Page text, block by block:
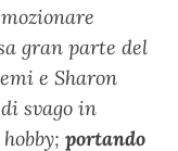
gran parte del
e Sharon
svago in
portando